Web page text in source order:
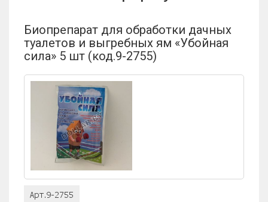
Оценка:
Биопрепарат для обработки дачных
туалетов и выгребных ям «Убойная
сила» 5 шт (код.9-2755)